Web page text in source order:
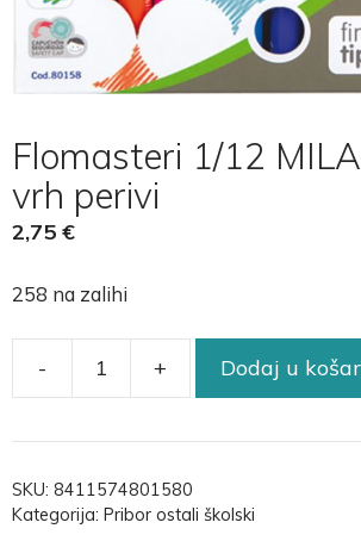
Flomasteri 1/12
vrh perivi
2,75 €
258 na zalihi
- + Dodaj u
SKU: 8411574801580
Kategorija: Pribor ostali školski